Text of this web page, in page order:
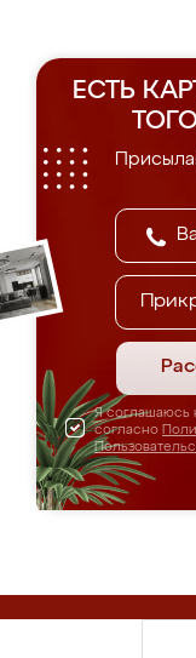
ЕСТЬ
Я соглашаюсь
согласно